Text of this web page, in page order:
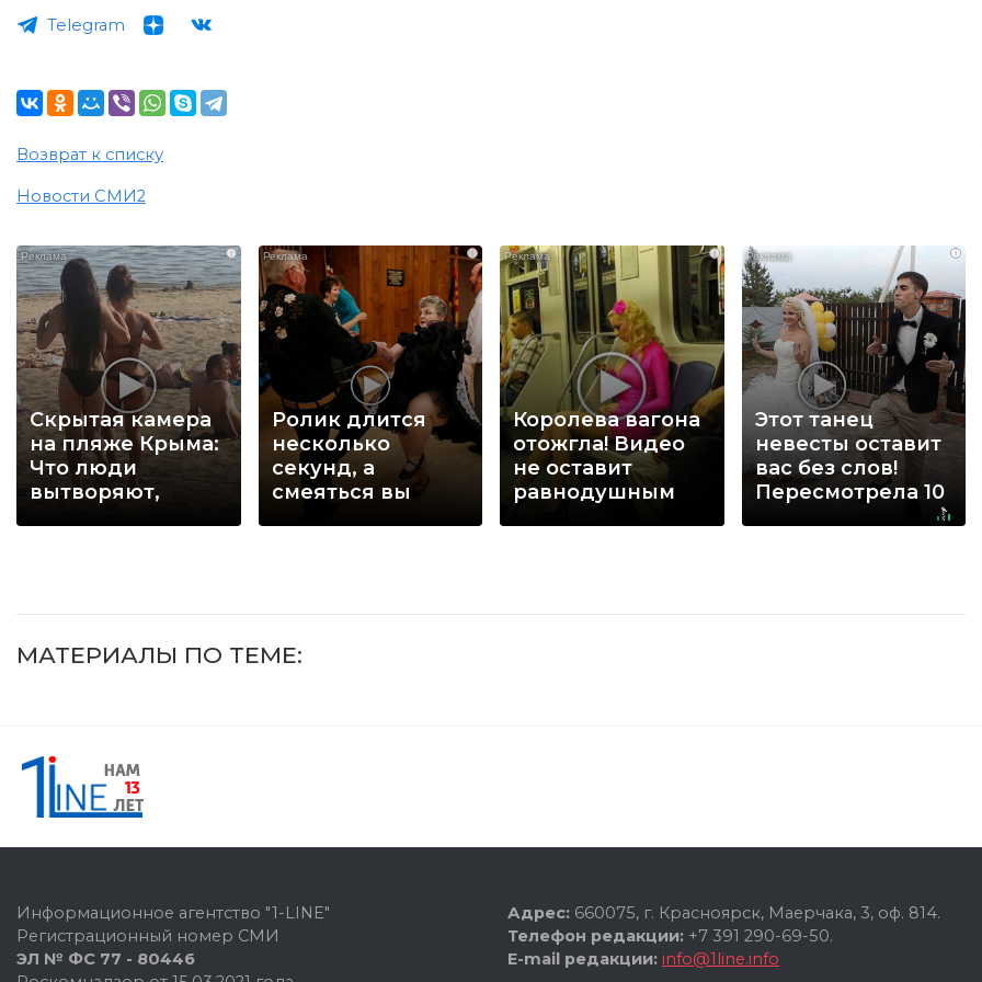
Telegram
Возврат к списку
Новости СМИ2
i
Скрытая камера
на пляже Крыма:
Что люди
вытворяют,
i
Ролик длится
несколько
секунд, а
смеяться вы
i
Королева вагона
отожгла! Видео
не оставит
равнодушным
i
Этот танец
невесты оставит
вас без слов!
Пересмотрела 10
МАТЕРИАЛЫ ПО ТЕМЕ:
Информационное агентство "1-LINE"
Регистрационный номер СМИ
ЭЛ № ФС 77 - 80446
Адрес: 660075, г. Красноярск, Маерчака, 3, оф. 814.
Телефон редакции: +7 391 290-69-50.
E-mail редакции: info@1line.info